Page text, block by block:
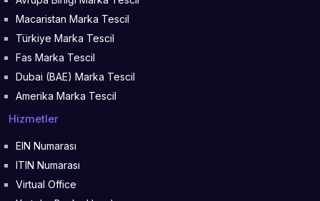
Macaristan Marka Tescil
Türkiye Marka Tescil
Fas Marka Tescil
Dubai (BAE) Marka Tescil
Amerika Marka Tescil
Hizmetler
EIN Numarası
ITIN Numarası
Virtual Office